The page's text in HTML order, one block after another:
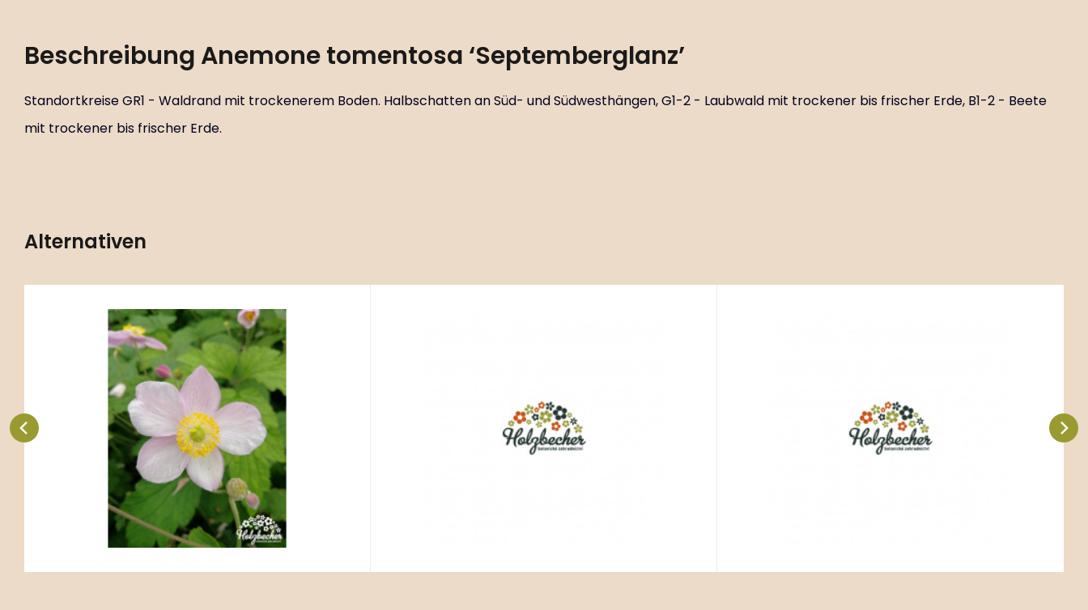
Beschreibung Anemone tomentosa ‘Septemberglanz’
Standortkreise GR1 - Waldrand mit trockenerem Boden. Halbschatten an Süd- und Südwesthängen, G1-2 - Laubwald mit trockener bis frischer Erde, B1-2 - Beete
mit trockener bis frischer Erde.
Alternativen
Anemone tomentosa ‘Robustissima’
Code: ART00780
P11X11
Favorit
Vergleichen Sie
Standortkreise GR1 - Waldrand mit trockenerem
Boden. Halbschatten an Süd- und Südwesthängen,
Favorit
Vergleichen Sie Favorit
Vergleichen Sie